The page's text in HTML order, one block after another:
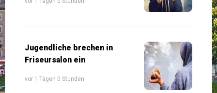
Jugendliche brechen in
Friseursalon ein
vor 1 Tagen 0 Stunden